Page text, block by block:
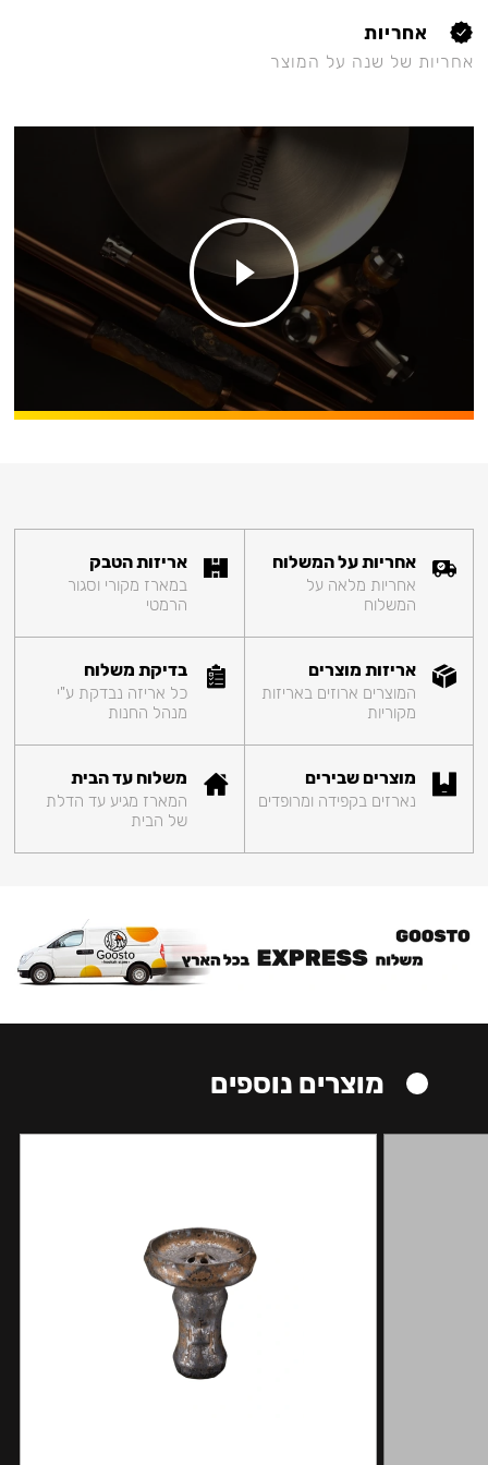
אחריות
אחריות של שנה על המוצר
אחריות על המשלוח
אחריות מלאה על
המשלוח
אריזות הטבק
במארז מקורי וסגור
הרמטי
אריזות מוצרים
המוצרים ארוזים באריזות
מקוריות
בדיקת משלוח
כל אריזה נבדקת ע"י
מנהל החנות
מוצרים שבירים
נארזים בקפידה ומרופדים
משלוח עד הבית
המארז מגיע עד הדלת
של הבית
מוצרים נוספים